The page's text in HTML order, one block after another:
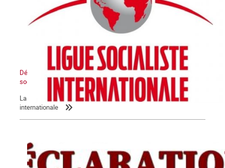
Déclaration de la LIS : L’Etat sioniste sera détruit, un Moyen-Orient
socialiste renaîtra de ses cendres
La Commune relaie la déclaration de la Ligue socialiste
internationale